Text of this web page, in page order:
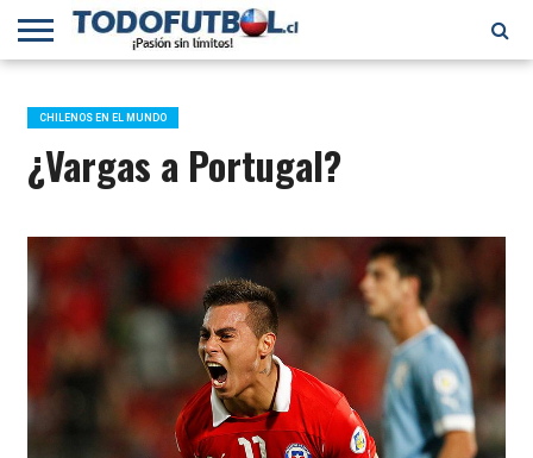
PRIMERA
B
SELECCIÓN
CHILENA
CHILENOS
EN EL
MUNDO
FÚTBOL
INTERNACIONAL
CHILENOS EN EL MUNDO
¿Vargas a Portugal?